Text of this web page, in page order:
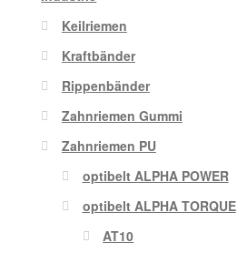
Keilriemen
Kraftbänder
Rippenbänder
Zahnriemen Gummi
Zahnriemen PU
optibelt ALPHA POWER
optibelt ALPHA TORQUE
AT10